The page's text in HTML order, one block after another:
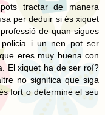
tractar de manera
per deduir si és xiquet
de quan sigues
i un nen pot ser
eres muy buena con
El xiquet ha de ser roí?
no significa que siga
fort o determine el seu